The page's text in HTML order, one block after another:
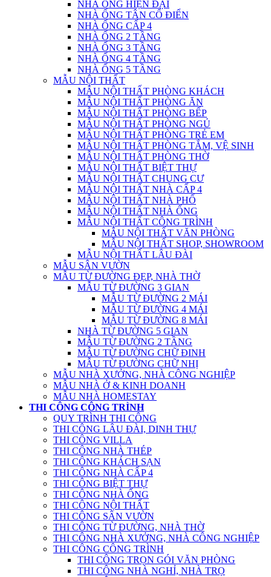
NHÀ ỐNG HIỆN ĐẠI
NHÀ ỐNG TÂN CỔ ĐIỂN
NHÀ ỐNG CẤP 4
NHÀ ỐNG 2 TẦNG
NHÀ ỐNG 3 TẦNG
NHÀ ỐNG 4 TẦNG
NHÀ ỐNG 5 TẦNG
MẪU NỘI THẤT
MẪU NỘI THẤT PHÒNG KHÁCH
MẪU NỘI THẤT PHÒNG ĂN
MẪU NỘI THẤT PHÒNG BẾP
MẪU NỘI THẤT PHÒNG NGỦ
MẪU NỘI THẤT PHÒNG TRẺ EM
MẪU NỘI THẤT PHÒNG TẮM, VỆ SINH
MẪU NỘI THẤT PHÒNG THỜ
MẪU NỘI THẤT BIỆT THỰ
MẪU NỘI THẤT CHUNG CƯ
MẪU NỘI THẤT NHÀ CẤP 4
MẪU NỘI THẤT NHÀ PHỐ
MẪU NỘI THẤT NHÀ ỐNG
MẪU NỘI THẤT CÔNG TRÌNH
MẪU NỘI THẤT VĂN PHÒNG
MẪU NỘI THẤT SHOP, SHOWROOM
MẪU NỘI THẤT LÂU ĐÀI
MẪU SÂN VƯỜN
MẪU TỪ ĐƯỜNG ĐẸP, NHÀ THỜ
MẪU TỪ ĐƯỜNG 3 GIAN
MẪU TỪ ĐƯỜNG 2 MÁI
MẪU TỪ ĐƯỜNG 4 MÁI
MẪU TỪ ĐƯỜNG 8 MÁI
NHÀ TỪ ĐƯỜNG 5 GIAN
MẪU TỪ ĐƯỜNG 2 TẦNG
MẪU TỪ ĐƯỜNG CHỮ ĐINH
MẪU TỪ ĐƯỜNG CHỮ NHỊ
MẪU NHÀ XƯỞNG, NHÀ CÔNG NGHIỆP
MẪU NHÀ Ở & KINH DOANH
MẪU NHÀ HOMESTAY
THI CÔNG CÔNG TRÌNH
QUY TRÌNH THI CÔNG
THI CÔNG LÂU ĐÀI, DINH THỰ
THI CÔNG VILLA
THI CÔNG NHÀ THÉP
THI CÔNG KHÁCH SẠN
THI CÔNG NHÀ CẤP 4
THI CÔNG BIỆT THỰ
THI CÔNG NHÀ ỐNG
THI CÔNG NỘI THẤT
THI CÔNG SÂN VƯỜN
THI CÔNG TỪ ĐƯỜNG, NHÀ THỜ
THI CÔNG NHÀ XƯỞNG, NHÀ CÔNG NGHIỆP
THI CÔNG CÔNG TRÌNH
THI CÔNG TRỌN GÓI VĂN PHÒNG
THI CÔNG NHÀ NGHỈ, NHÀ TRỌ